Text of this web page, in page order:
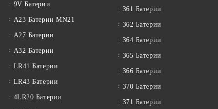
9V Батерии
A23 Батерии MN21
A27 Батерии
A32 Батерии
LR41 Батерии
LR43 Батерии
4LR20 Батерии
361 Батерии
362 Батерии
364 Батерии
365 Батерии
366 Батерии
370 Батерии
371 Батерии